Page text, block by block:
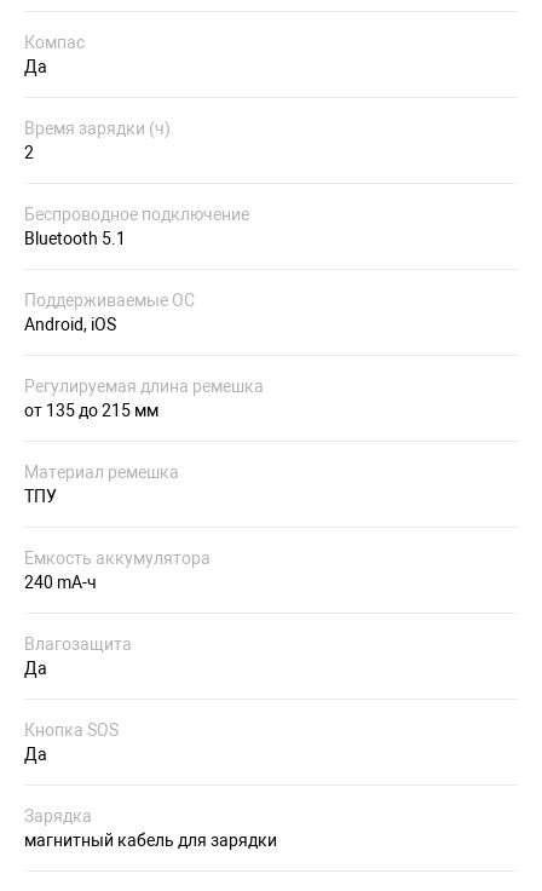
Компас
Да
Время зарядки (ч)
2
Беспроводное подключение
Bluetooth 5.1
Поддерживаемые ОС
Android, iOS
Регулируемая длина ремешка
от 135 до 215 мм
Материал ремешка
ТПУ
Емкость аккумулятора
240 mA-ч
Влагозащита
Да
Кнопка SOS
Да
Зарядка
магнитный кабель для зарядки